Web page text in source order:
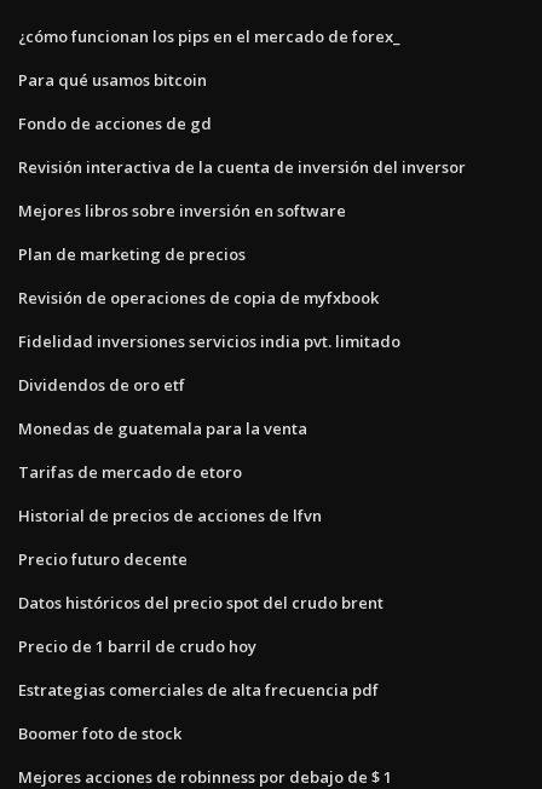
¿cómo funcionan los pips en el mercado de forex_
Para qué usamos bitcoin
Fondo de acciones de gd
Revisión interactiva de la cuenta de inversión del inversor
Mejores libros sobre inversión en software
Plan de marketing de precios
Revisión de operaciones de copia de myfxbook
Fidelidad inversiones servicios india pvt. limitado
Dividendos de oro etf
Monedas de guatemala para la venta
Tarifas de mercado de etoro
Historial de precios de acciones de lfvn
Precio futuro decente
Datos históricos del precio spot del crudo brent
Precio de 1 barril de crudo hoy
Estrategias comerciales de alta frecuencia pdf
Boomer foto de stock
Mejores acciones de robinness por debajo de $ 1